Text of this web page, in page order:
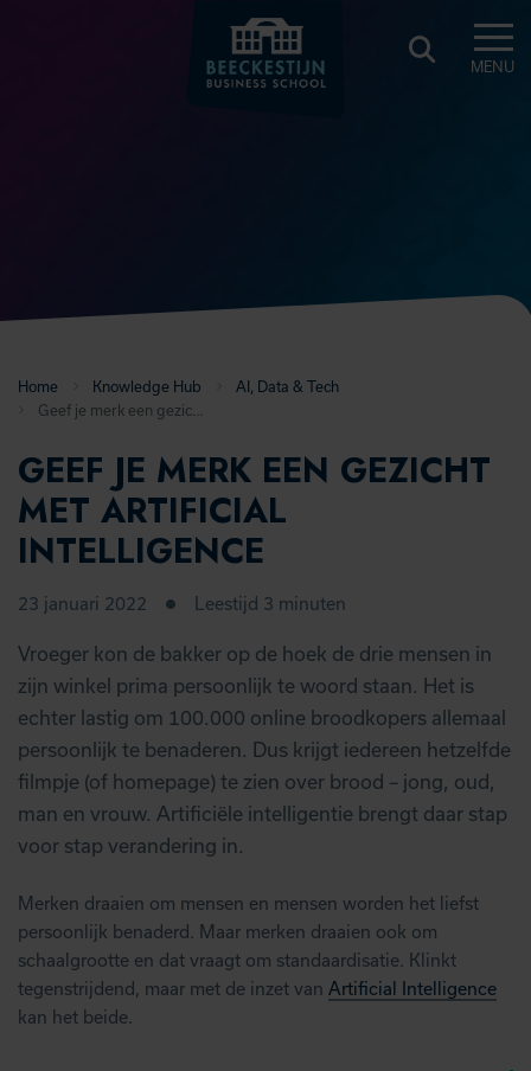
MENU
Home Knowledge Hub
AI, Data & Tech
Geef je merk een gezicht met Artificial Intelligence
GEEF JE MERK EEN GEZICHT
MET ARTIFICIAL
INTELLIGENCE
23 januari 2022 Leestijd 3 minuten
Vroeger kon de bakker op de hoek de drie mensen in
zijn winkel prima persoonlijk te woord staan. Het is
echter lastig om 100.000 online broodkopers allemaal
persoonlijk te benaderen. Dus krijgt iedereen hetzelfde
filmpje (of homepage) te zien over brood – jong, oud,
man en vrouw. Artificiële intelligentie brengt daar stap
voor stap verandering in.
Merken draaien om mensen en mensen worden het liefst
persoonlijk benaderd. Maar merken draaien ook om
schaalgrootte en dat vraagt om standaardisatie. Klinkt
tegenstrijdend, maar met de inzet van Artificial Intelligence
kan het beide.